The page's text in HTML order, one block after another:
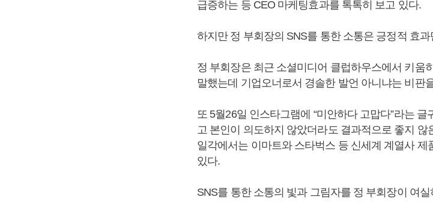
급증하는 등 CEO 마케팅효과를 톡톡히 보고 있다.
하지만 정 부회장의 SNS를 통한 소통은 긍정적 효
정 부회장은 최근 소셜미디어 클럽하우스에서 키움
말했는데 기업오너로서 경솔한 발언 아니냐는 비판
또 5월26일 인스타그램에 “미안하다 고맙다”라는
고 본인이 의도하지 않았더라도 결과적으로 좋지
일각에서는 이마트와 스타벅스 등 신세계 계열사
있다.
SNS를 통한 소통의 빛과 그림자를 정 부회장이 여